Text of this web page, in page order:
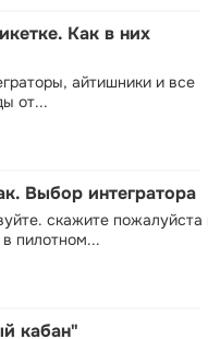
Как в них
айтишники и все
от...
Выбор интегратора
скажите пожалуйста
пилотном...
кабан"